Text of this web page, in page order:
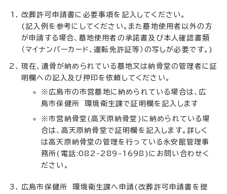
改葬許可申請書に必要事項を記入してください。
(記入例を参考にしてください。また墓地使用者以外の方
が申請する場合、墓地使用者の承諾書及び本人確認書類
（マイナンバーカード、運転免許証等）の写しが必要です。)
現在、遺骨が納められている墓地又は納骨堂の管理者に証
明欄への記入及び押印を依頼してください。
※広島市の市営墓地に納められている場合は、広
島市保健所 環境衛生課で証明欄を記入します
※市営納骨堂(高天原納骨堂)に納められている場
合は、高天原納骨堂で証明欄を記入します。詳しく
は高天原納骨堂の管理を行っている永安館管理事
務所(電話:082-289-1698)にお問い合わせく
ださい。
広島市保健所 環境衛生課へ申請(改葬許可申請書を提